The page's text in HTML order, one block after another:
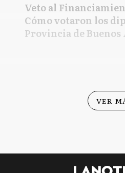
Veto al
Cómo votaron los
Provincia de Buenos
VER